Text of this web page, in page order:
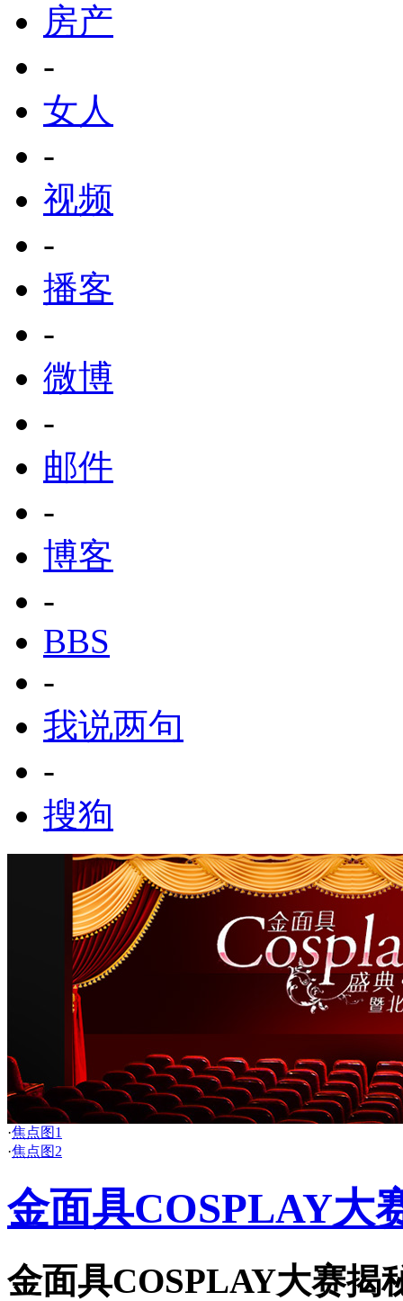
房产
-
女人
-
视频
-
播客
-
微博
-
邮件
-
博客
-
BBS
-
我说两句
-
搜狗
·焦点图1
·焦点图2
金面具COSPLAY大
金面具COSPLAY大赛揭